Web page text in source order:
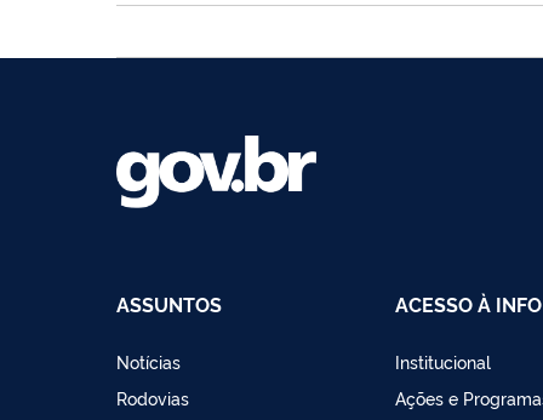
ASSUNTOS
Notícias
Rodovias
ACESSO À
Institucional
Ações e